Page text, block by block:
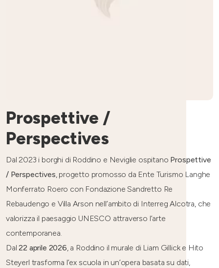
Prospettive /
Perspectives
Dal 2023 i borghi di Roddino e Neviglie ospitano Prospettive
/ Perspectives, progetto promosso da Ente Turismo Langhe
Monferrato Roero con Fondazione Sandretto Re
Rebaudengo e Villa Arson nell’ambito di Interreg Alcotra, che
valorizza il paesaggio UNESCO attraverso l’arte
contemporanea.
Dal22 aprile 2026, a Roddino il murale di Liam Gillick e Hito
Steyerl trasforma l’ex scuola in un’opera basata su dati,